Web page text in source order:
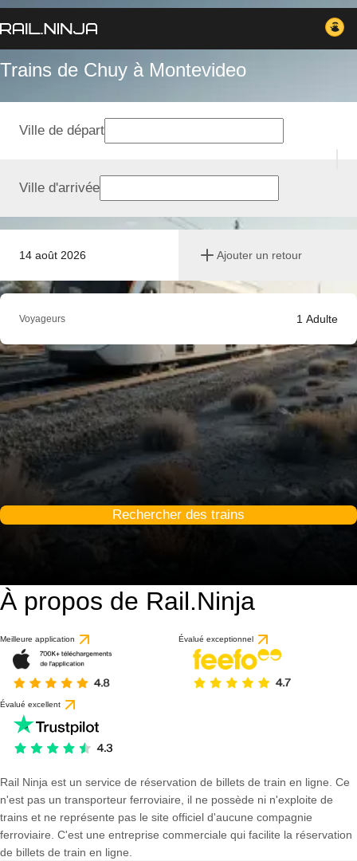
Trains de Chuy à Montevideo
14 août 2026 Ajouter un retour
Ville de départ
Ville d'arrivée
Voyageurs 1 Adulte
Rechercher des trains
À propos de Rail.Ninja
Meilleure application Évalué exceptionnel
Évalué excellent
Rail Ninja est un service de réservation de billets de train en ligne. Ce
n'est pas un transporteur ferroviaire, il ne possède ni n'exploite de
trains et ne représente pas le site officiel d'aucune compagnie
ferroviaire. C'est une entreprise commerciale qui facilite la réservation
de billets de train en ligne.